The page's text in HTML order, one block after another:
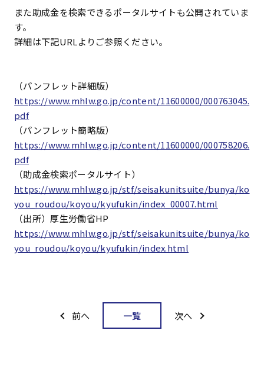
また助成金を検索できるポータルサイトも公開されていま
す。
詳細は下記URLよりご参照ください。
（パンフレット詳細版）
https://www.mhlw.go.jp/content/11600000/000763045.
pdf
（パンフレット簡略版）
https://www.mhlw.go.jp/content/11600000/000758206.
pdf
（助成金検索ポータルサイト）
https://www.mhlw.go.jp/stf/seisakunitsuite/bunya/ko
you_roudou/koyou/kyufukin/index_00007.html
（出所）厚生労働省HP
https://www.mhlw.go.jp/stf/seisakunitsuite/bunya/ko
you_roudou/koyou/kyufukin/index.html
前へ 一覧 次へ